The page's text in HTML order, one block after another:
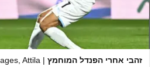
זהבי אחרי הפנדל המוחמץ |
Attila